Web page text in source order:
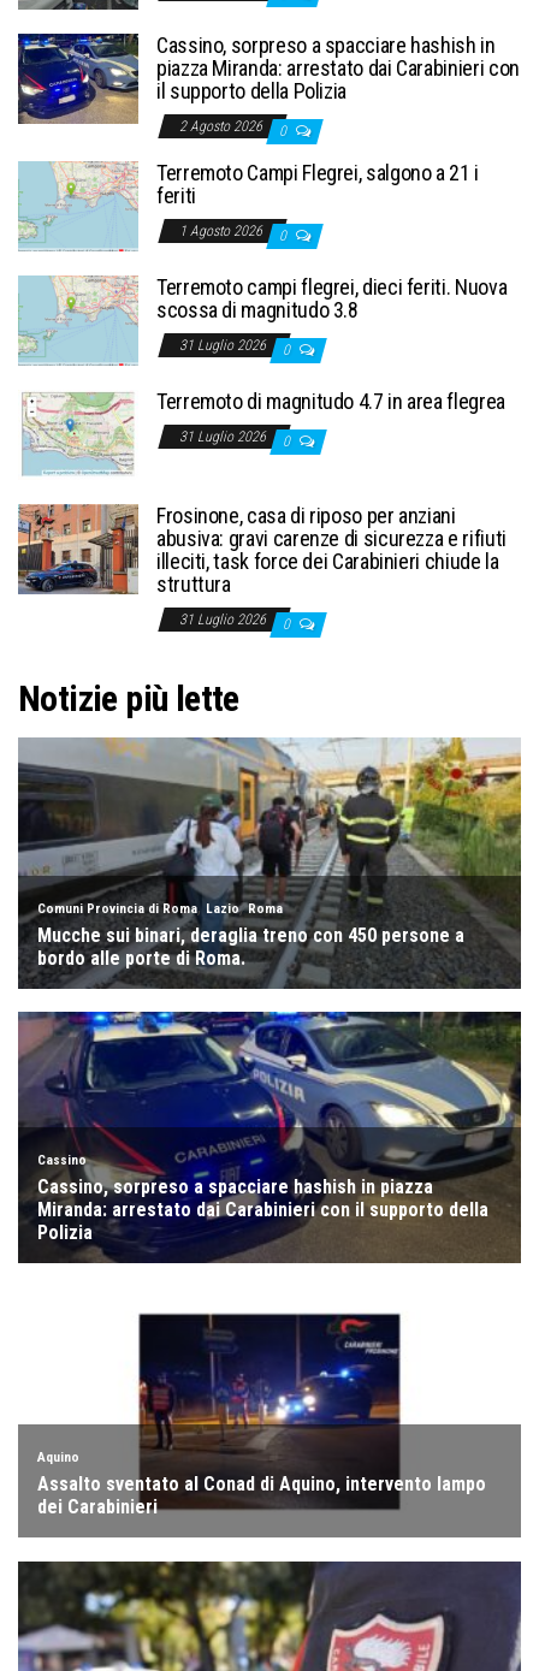
Cassino, sorpreso a spacciare hashish in
piazza Miranda: arrestato dai Carabinieri con
il supporto della Polizia
2 Agosto 2026 0
Terremoto Campi Flegrei, salgono a 21 i
feriti
1 Agosto 2026 0
Terremoto campi flegrei, dieci feriti. Nuova
scossa di magnitudo 3.8
31 Luglio 2026 0
Terremoto di magnitudo 4.7 in area flegrea
31 Luglio 2026 0
Frosinone, casa di riposo per anziani
abusiva: gravi carenze di sicurezza e rifiuti
illeciti, task force dei Carabinieri chiude la
struttura
31 Luglio 2026 0
Notizie più lette